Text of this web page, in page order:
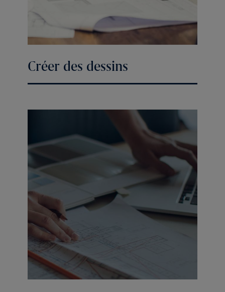
Créer des dessins